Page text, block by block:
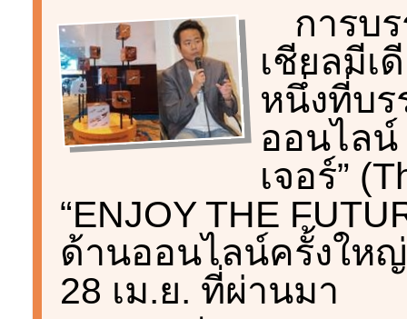
การบ
เชียลมีเ
หนึ่งที่บร
ออนไลน์
เจอร์”
“ENJOY THE
ด้านออนไลน์ครั้งให
28 เม.ย. ที่ผ่านมา